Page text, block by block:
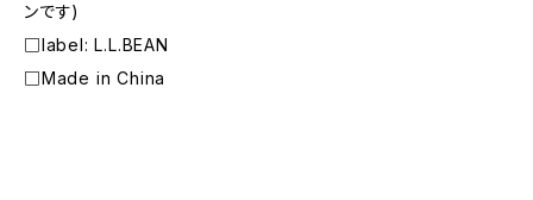
ンです)
□label: L.L.BEAN
□Made in China